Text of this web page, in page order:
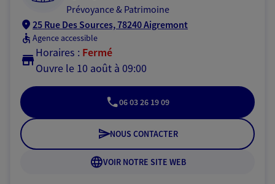
Prévoyance & Patrimoine
25 Rue Des Sources, 78240 Aigremont
Agence accessible
Horaires : Fermé
Ouvre le 10 août à 09:00
06 03 26 19 09
NOUS CONTACTER
VOIR NOTRE SITE WEB